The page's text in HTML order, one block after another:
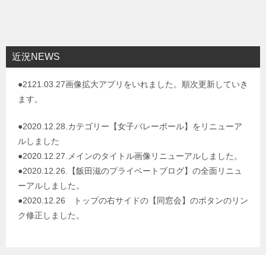
近況NEWS
●2121.03.27画像拡大アプリをいれました。順次更新していき
ます。
●2020.12.28.カテゴリー【女子バレーボール】をリニューア
ルしました
●2020.12.27.メインのタイトル画像リニューアルしました。
●2020.12.26.【飯田滋のプライベートブログ】の全面リニュ
ーアルしました。
●2020.12.26 トップの右サイドの【同窓会】のボタンのリン
ク修正しました。